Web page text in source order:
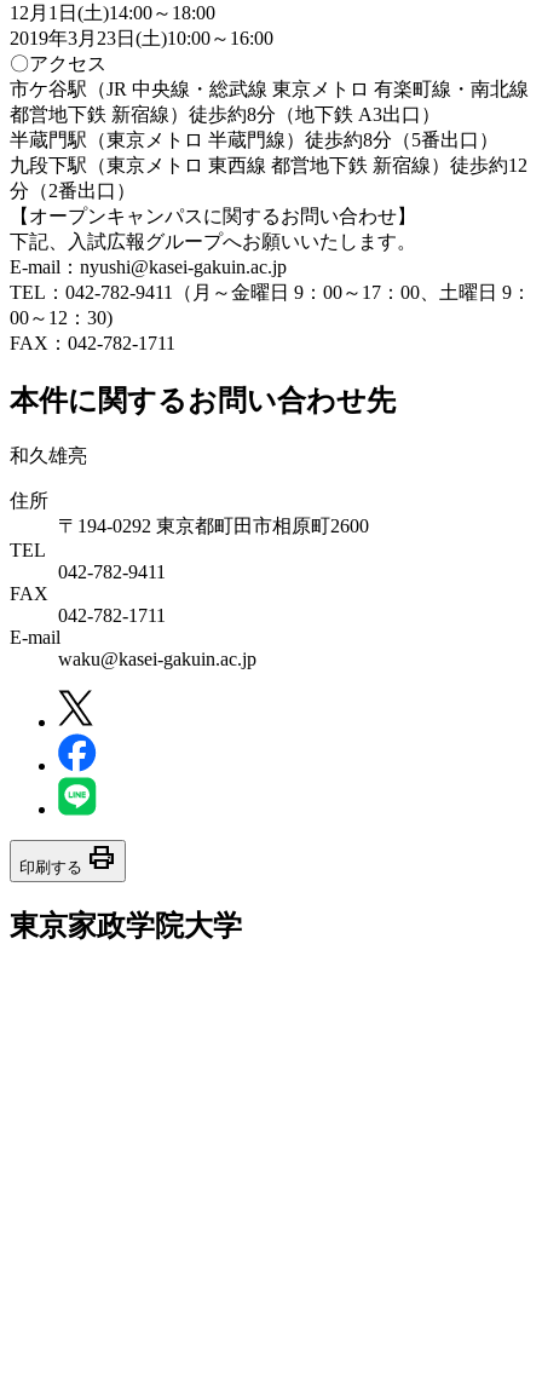
12月1日(土)14:00～18:00
2019年3月23日(土)10:00～16:00
〇アクセス
市ケ谷駅（JR 中央線・総武線 東京メトロ 有楽町線・南北線
都営地下鉄 新宿線）徒歩約8分（地下鉄 A3出口）
半蔵門駅（東京メトロ 半蔵門線）徒歩約8分（5番出口）
九段下駅（東京メトロ 東西線 都営地下鉄 新宿線）徒歩約12
分（2番出口）
【オープンキャンパスに関するお問い合わせ】
下記、入試広報グループへお願いいたします。
E-mail：nyushi@kasei-gakuin.ac.jp
TEL：042-782-9411（月～金曜日 9：00～17：00、土曜日 9：
00～12：30)
FAX：042-782-1711
本件に関するお問い合わせ先
和久雄亮
住所
〒194-0292 東京都町田市相原町2600
TEL
042-782-9411
FAX
042-782-1711
E-mail
waku@kasei-gakuin.ac.jp
印刷する print
東京家政学院大学